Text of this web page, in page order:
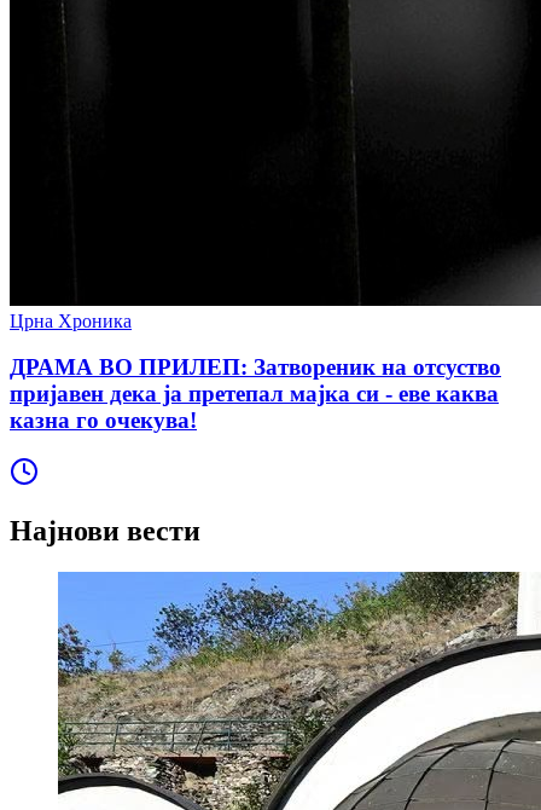
Црна Хроника
ДРАМА ВО ПРИЛЕП: Затвореник на отсуство
пријавен дека ја претепал мајка си - еве каква
казна го очекува!
Најнови вести